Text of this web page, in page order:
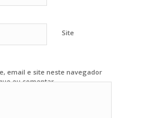
Site
email e site neste navegador
eu comentar.